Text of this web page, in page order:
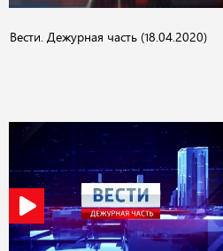
Вести. Дежурная часть (18.04.2020)